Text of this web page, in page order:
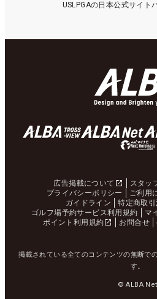
USLPGAの日本公式サイト
広告掲載について スタッ
プライバシーポリシー
ご利用
ガイドライン
特定商取
ゴルフ場予約サービス利用規約
マ
ポイント利用規約
お問合せ
掲載されている全てのコンテンツの無断で
す。
© ALBA Net